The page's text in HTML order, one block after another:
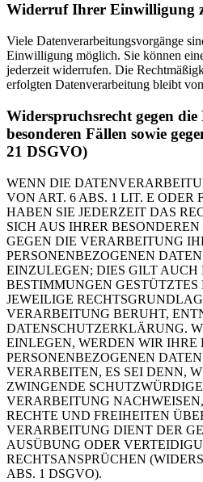
Widerruf Ihrer Einwilligung
Viele Datenverarbeitungsvorgänge
Einwilligung möglich. Sie können
jederzeit widerrufen. Die
erfolgten Datenverarbeitung bleibt
Widerspruchsrecht gegen
besonderen Fällen sowie
21 DSGVO)
WENN DIE
VON ART. 6 ABS. 1 LIT. E ODER
HABEN SIE JEDERZEIT DAS
SICH AUS IHRER
GEGEN DIE VERARBEITUNG
PERSONENBEZOGENEN
EINZULEGEN; DIES GILT AUCH
BESTIMMUNGEN GESTÜTZTES
JEWEILIGE
VERARBEITUNG BERUHT,
DATENSCHUTZERKLÄRUNG.
EINLEGEN, WERDEN WIR IHRE
PERSONENBEZOGENEN
VERARBEITEN, ES SEI DENN,
ZWINGENDE
VERARBEITUNG
RECHTE UND FREIHEITEN
VERARBEITUNG DIENT DER
AUSÜBUNG ODER
RECHTSANSPRÜCHEN
ABS. 1 DSGVO).